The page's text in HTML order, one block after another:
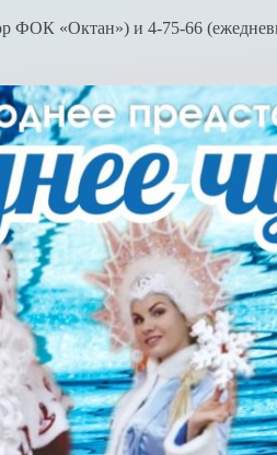
ФОК «Октан») и 4-75-66